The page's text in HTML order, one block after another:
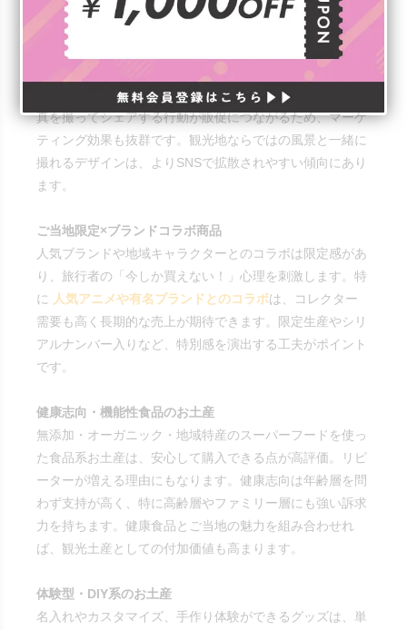
SNS映えするフォトジェニックグッズ
思わず写真を撮りたくなるデザインや、開封した瞬間に
「かわいい！」と感じるパッケージは、特に若い世代に大
人気。口コミやSNS拡散で売上も伸びやすい傾向です。写
真を撮ってシェアする行動が販促につながるため、マーケ
ティング効果も抜群です。観光地ならではの風景と一緒に
撮れるデザインは、よりSNSで拡散されやすい傾向にあり
ます。
ご当地限定×ブランドコラボ商品
人気ブランドや地域キャラクターとのコラボは限定感があ
り、旅行者の「今しか買えない！」心理を刺激します。特
に 人気アニメや有名ブランドとのコラボは、コレクター
需要も高く長期的な売上が期待できます。限定生産やシリ
アルナンバー入りなど、特別感を演出する工夫がポイント
です。
健康志向・機能性食品のお土産
無添加・オーガニック・地域特産のスーパーフードを使っ
た食品系お土産は、安心して購入できる点が高評価。リピ
ーターが増える理由にもなります。健康志向は年齢層を問
わず支持が高く、特に高齢層やファミリー層にも強い訴求
力を持ちます。健康食品とご当地の魅力を組み合わせれ
ば、観光土産としての付加価値も高まります。
体験型・DIY系のお土産
名入れやカスタマイズ、手作り体験ができるグッズは、単